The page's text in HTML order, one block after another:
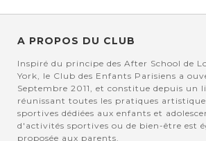
A PROPOS DU CLUB
Inspiré du principe des After School de
York, le Club des Enfants Parisiens a
Septembre 2011, et constitue depuis un
réunissant toutes les pratiques
sportives dédiées aux enfants et
d'activités sportives ou de bien-être est
proposée aux parents.